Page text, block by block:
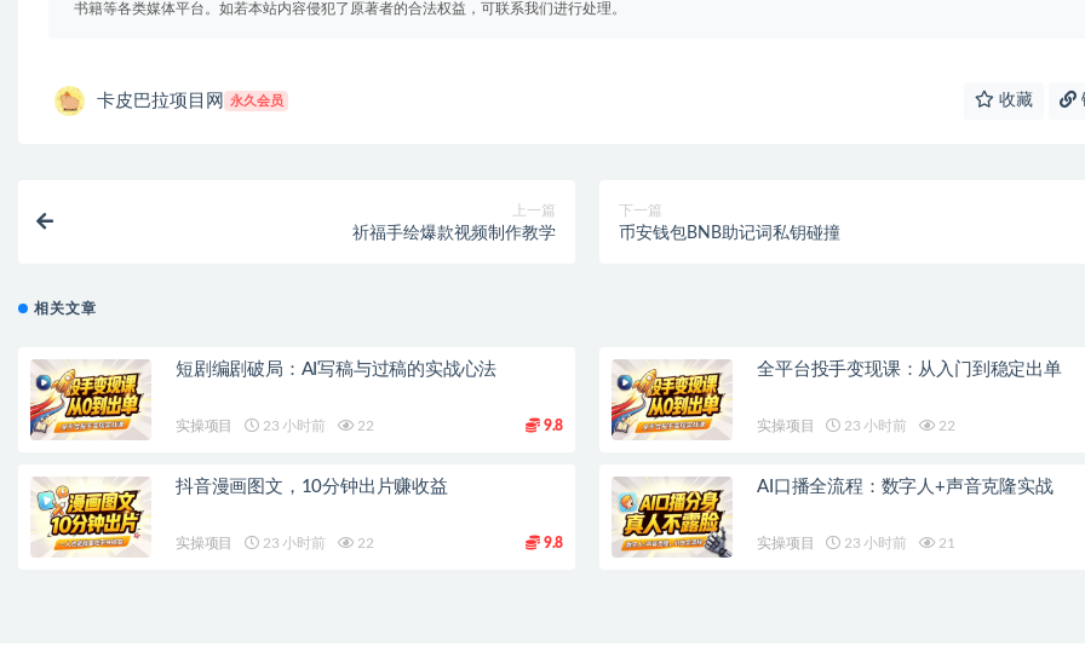
书籍等各类媒体平台。如若本站内容侵犯了原著者的合法权益，可联系我们进行处理。
卡皮巴拉项目网 永久会员 收藏
上一篇
祈福手绘爆款视频制作教学
下一篇
币安钱包BNB助记词私钥碰撞
相关文章
短剧编剧破局：AI写稿与过稿的实战心法
实操项目 23 小时前 22 9.8
全平台投手变现课：从入门到稳定出单
实操项目 23 小时前 22
抖音漫画图文，10分钟出片赚收益
实操项目 23 小时前 22 9.8
AI口播全流程：数字人+声音克隆实战
实操项目 23 小时前 21